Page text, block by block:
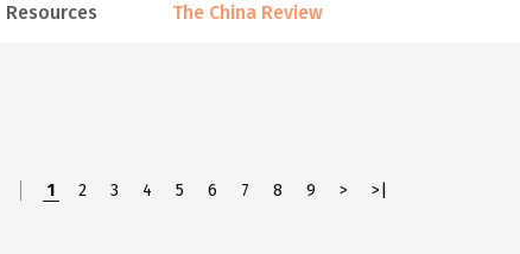
Resources The China Review
1 2 3 4 5 6 7 8 9 > >|